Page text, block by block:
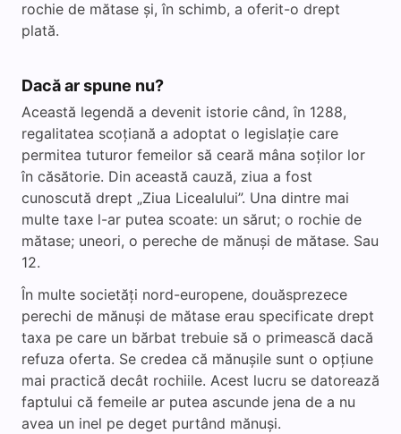
rochie de mătase și, în schimb, a oferit-o drept
plată.
Dacă ar spune nu?
Această legendă a devenit istorie când, în 1288,
regalitatea scoțiană a adoptat o legislație care
permitea tuturor femeilor să ceară mâna soților lor
în căsătorie. Din această cauză, ziua a fost
cunoscută drept „Ziua Licealului”. Una dintre mai
multe taxe l-ar putea scoate: un sărut; o rochie de
mătase; uneori, o pereche de mănuși de mătase. Sau
12.
În multe societăți nord-europene, douăsprezece
perechi de mănuși de mătase erau specificate drept
taxa pe care un bărbat trebuie să o primească dacă
refuza oferta. Se credea că mănușile sunt o opțiune
mai practică decât rochiile. Acest lucru se datorează
faptului că femeile ar putea ascunde jena de a nu
avea un inel pe deget purtând mănuși.